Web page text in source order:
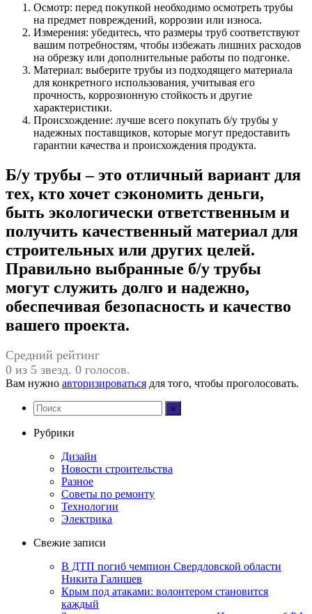
Осмотр: перед покупкой необходимо осмотреть трубы
на предмет повреждений, коррозии или износа.
Измерения: убедитесь, что размеры труб соответствуют
вашим потребностям, чтобы избежать лишних расходов
на обрезку или дополнительные работы по подгонке.
Материал: выберите трубы из подходящего материала
для конкретного использования, учитывая его
прочность, коррозионную стойкость и другие
характеристики.
Происхождение: лучше всего покупать б/у трубы у
надежных поставщиков, которые могут предоставить
гарантии качества и происхождения продукта.
Б/у трубы – это отличный вариант для
тех, кто хочет сэкономить деньги,
быть экологически ответственным и
получить качественный материал для
строительных или других целей.
Правильно выбранные б/у трубы
могут служить долго и надежно,
обеспечивая безопасность и качество
вашего проекта.
Средний рейтинг
0 из 5 звезд. 0 голосов.
Вам нужно авторизироваться для того, чтобы проголосовать.
Рубрики
Дизайн
Новости строительства
Разное
Советы по ремонту
Технологии
Электрика
Свежие записи
В ДТП погиб чемпион Свердловской области
Никита Галишев
Крым под атаками: волонтером становится
каждый